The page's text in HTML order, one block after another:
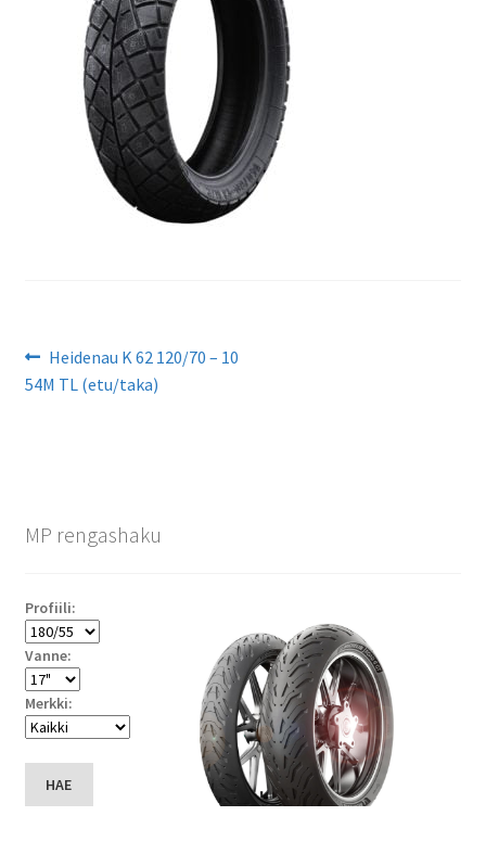
Artikkelien
selaus
Edellinen
artikkeli
Heidenau K 62 120/70 – 10
54M TL (etu/taka)
MP rengashaku
Profiili:
Vanne:
Merkki:
HAE